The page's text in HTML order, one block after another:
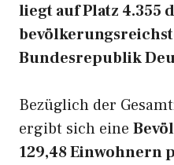
liegt auf Platz 4.355
Bundesrepublik
Bezüglich der
ergibt sich eine
129,48 Einwohnern